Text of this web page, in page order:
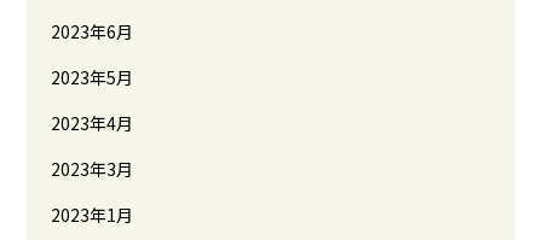
2023年6月
2023年5月
2023年4月
2023年3月
2023年1月